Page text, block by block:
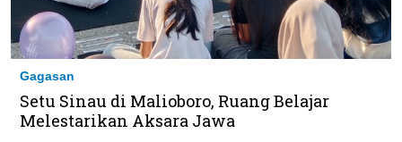
Gagasan
Setu Sinau di Malioboro, Ruang Belajar
Melestarikan Aksara Jawa